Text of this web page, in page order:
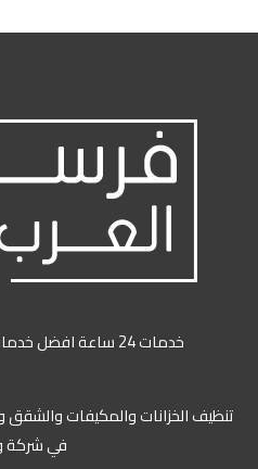
خدمات 24 ساعة افضل خدمات نقل العفش والتنظيف
تنظيف الخزانات والمكيفات
في شركة